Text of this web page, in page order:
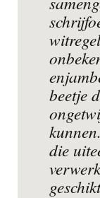
beetje
die